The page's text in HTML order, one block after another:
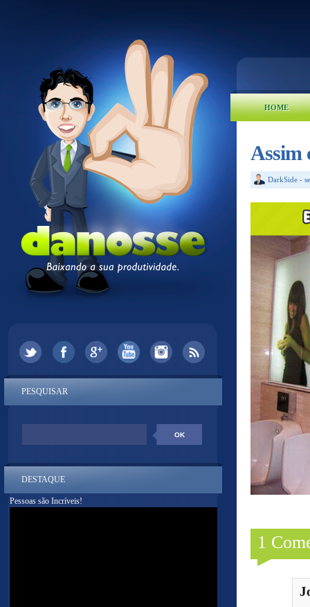
HOME
Assim
DarkSide -
1
PESQUISAR
DESTAQUE
Pessoas são Incríveis!